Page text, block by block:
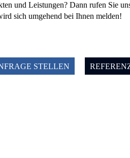
und Leistungen? Dann rufen Sie
sich umgehend bei Ihnen melden!
STELLEN